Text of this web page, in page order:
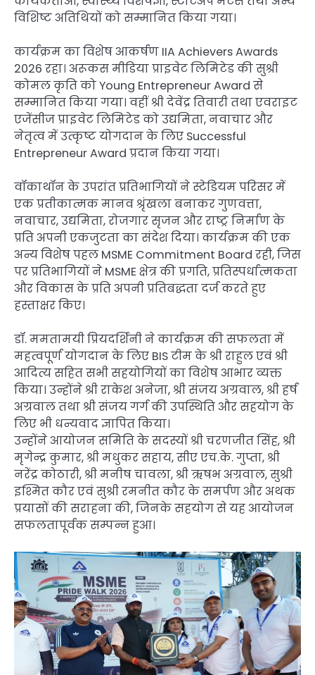
विशिष्ट अतिथियों को सम्मानित किया गया।
कार्यक्रम का विशेष आकर्षण IIA Achievers Awards
2026 रहा। अरूकस मीडिया प्राइवेट लिमिटेड की सुश्री
कोमल कृति को Young Entrepreneur Award से
सम्मानित किया गया। वहीं श्री देवेंद्र तिवारी तथा एवराइट
एजेंसीज प्राइवेट लिमिटेड को उद्यमिता, नवाचार और
नेतृत्व में उत्कृष्ट योगदान के लिए Successful
Entrepreneur Award प्रदान किया गया।
वॉकाथॉन के उपरांत प्रतिभागियों ने स्टेडियम परिसर में
एक प्रतीकात्मक मानव श्रृंखला बनाकर गुणवत्ता,
नवाचार, उद्यमिता, रोजगार सृजन और राष्ट्र निर्माण के
प्रति अपनी एकजुटता का संदेश दिया। कार्यक्रम की एक
अन्य विशेष पहल MSME Commitment Board रही, जिस
पर प्रतिभागियों ने MSME क्षेत्र की प्रगति, प्रतिस्पर्धात्मकता
और विकास के प्रति अपनी प्रतिबद्धता दर्ज करते हुए
हस्ताक्षर किए।
डॉ. ममतामयी प्रियदर्शिनी ने कार्यक्रम की सफलता में
महत्वपूर्ण योगदान के लिए BIS टीम के श्री राहुल एवं श्री
आदित्य सहित सभी सहयोगियों का विशेष आभार व्यक्त
किया। उन्होंने श्री राकेश अनेजा, श्री संजय अग्रवाल, श्री हर्ष
अग्रवाल तथा श्री संजय गर्ग की उपस्थिति और सहयोग के
लिए भी धन्यवाद ज्ञापित किया।
उन्होंने आयोजन समिति के सदस्यों श्री चरणजीत सिंह, श्री
मृगेन्द्र कुमार, श्री मधुकर सहाय, सीए एच.के. गुप्ता, श्री
नरेंद्र कोठारी, श्री मनीष चावला, श्री ऋषभ अग्रवाल, सुश्री
इश्मित कौर एवं सुश्री रमनीत कौर के समर्पण और अथक
प्रयासों की सराहना की, जिनके सहयोग से यह आयोजन
सफलतापूर्वक सम्पन्न हुआ।